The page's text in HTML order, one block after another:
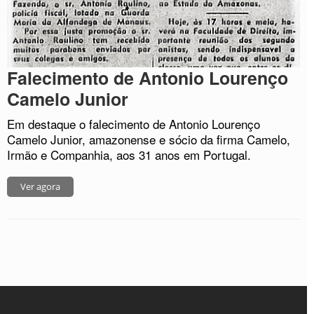
Falecimento de Antonio Lourenço
Camelo Junior
Em destaque o falecimento de Antonio Lourenço
Camelo Junior, amazonense e sócio da firma Camelo,
Irmão e Companhia, aos 31 anos em Portugal.
Ver agora